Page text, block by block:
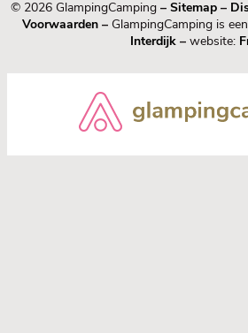
© 2026 GlampingCamping – Sitemap–
Voorwaarden – GlampingCamping is
Interdijk–website: